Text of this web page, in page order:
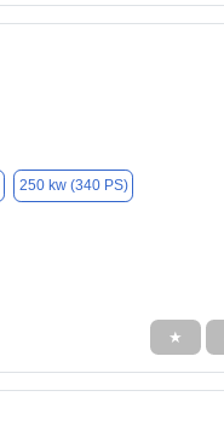
250 kw (340 PS)
★